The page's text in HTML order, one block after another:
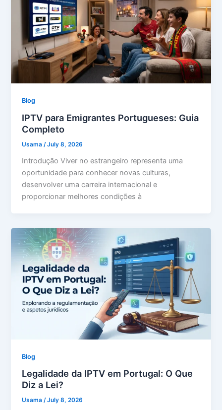
Blog
IPTV para Emigrantes Portugueses: Guia
Completo
Usama/July 8, 2026
Introdução Viver no estrangeiro representa uma
oportunidade para conhecer novas culturas,
desenvolver uma carreira internacional e
proporcionar melhores condições à
Blog
Legalidade da IPTV em Portugal: O Que
Diz a Lei?
Usama/July 8, 2026